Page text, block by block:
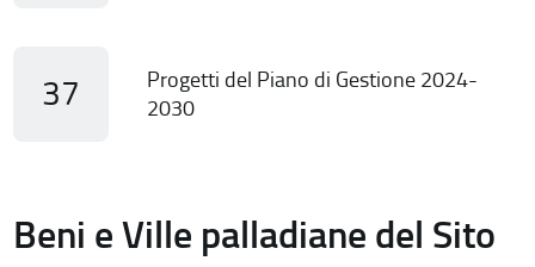
37
Progetti del Piano di Gestione 2024-
2030
Beni e Ville palladiane del Sito